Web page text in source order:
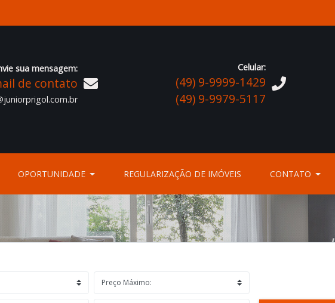
sua mensagem:
de contato
Celular:
(49) 9-9999-1429
(49) 9-9979-5117
OPORTUNIDADE REGULARIZAÇÃO DE IMÓVEIS CONTATO